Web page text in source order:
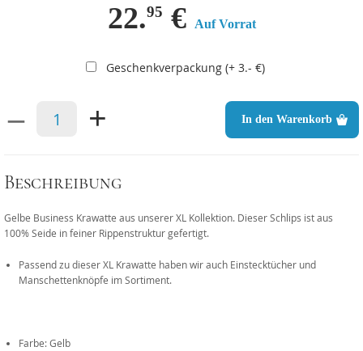
22.95 € Auf Vorrat
Geschenkverpackung (+ 3.- €)
– + In den Warenkorb
Beschreibung
Gelbe Business Krawatte aus unserer XL Kollektion. Dieser Schlips ist aus
100% Seide in feiner Rippenstruktur gefertigt.
Passend zu dieser XL Krawatte haben wir auch Einstecktücher und
Manschettenknöpfe im Sortiment.
Farbe: Gelb